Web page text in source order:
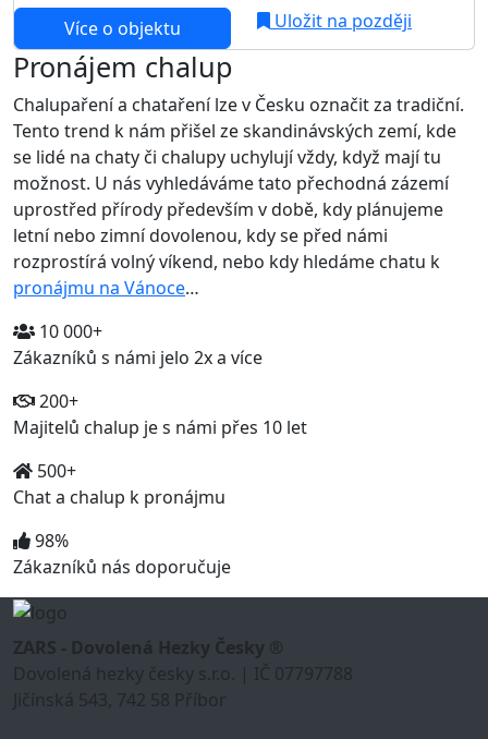
Více o objektu Uložit na později
Pronájem chalup
Chalupaření a chataření lze v Česku označit za tradiční.
Tento trend k nám přišel ze skandinávských zemí, kde
se lidé na chaty či chalupy uchylují vždy, když mají tu
možnost. U nás vyhledáváme tato přechodná zázemí
uprostřed přírody především v době, kdy plánujeme
letní nebo zimní dovolenou, kdy se před námi
rozprostírá volný víkend, nebo kdy hledáme chatu k
pronájmu na Vánoce…
10 000+
Zákazníků s námi jelo 2x a více
200+
Majitelů chalup je s námi přes 10 let
500+
Chat a chalup k pronájmu
98%
Zákazníků nás doporučuje
ZARS - Dovolená Hezky Česky ®
Dovolená hezky česky s.r.o. | IČ 07797788
Jičínská 543, 742 58 Příbor